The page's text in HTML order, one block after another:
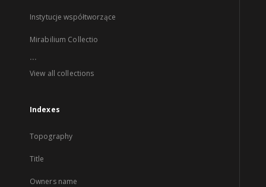
Instytucje współtworzące
Mirabilium Collectio
...
View all collections
Indexes
Topography
Title
Owners name